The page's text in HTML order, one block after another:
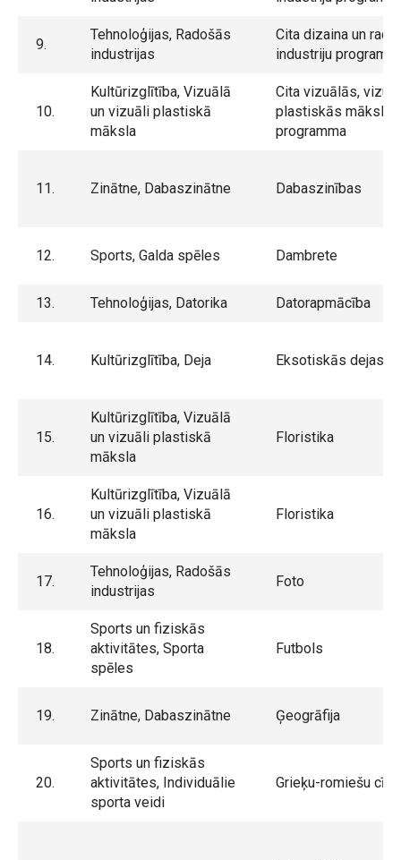
9.
Tehnoloģijas, Radošās
industrijas
Cita dizaina un
industriju
10.
Kultūrizglītība, Vizuālā
un vizuāli plastiskā
māksla
Cita vizuālās,
plastiskās mākslas
programma
11. Zinātne, Dabaszinātne Dabaszinības
12. Sports, Galda spēles Dambrete
13. Tehnoloģijas, Datorika Datorapmācība
14. Kultūrizglītība, Deja Eksotiskās dejas
15.
Kultūrizglītība, Vizuālā
un vizuāli plastiskā
māksla
Floristika
16.
Kultūrizglītība, Vizuālā
un vizuāli plastiskā
māksla
Floristika
17.
Tehnoloģijas, Radošās
industrijas
Foto
18.
Sports un fiziskās
aktivitātes, Sporta
spēles
Futbols
19. Zinātne, Dabaszinātne Ģeogrāfija
20.
Sports un fiziskās
aktivitātes, Individuālie
sporta veidi
Grieķu-romiešu cīņa